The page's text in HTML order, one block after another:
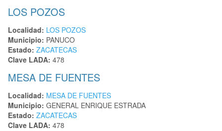
LOS POZOS
Localidad: LOS POZOS
Municipio: PANUCO
Estado: ZACATECAS
Clave LADA: 478
MESA DE FUENTES
Localidad: MESA DE FUENTES
Municipio: GENERAL ENRIQUE ESTRADA
Estado: ZACATECAS
Clave LADA: 478